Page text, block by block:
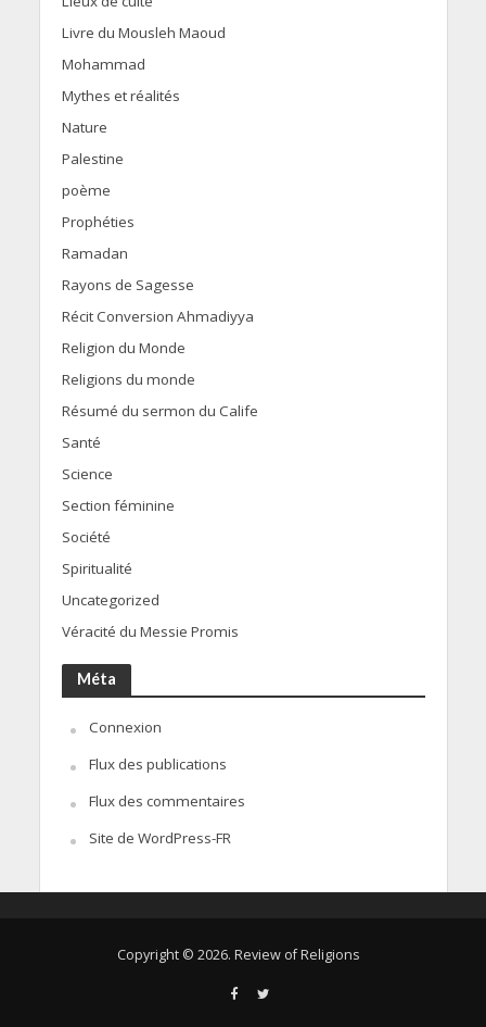
Livre du Mousleh Maoud
Mohammad
Mythes et réalités
Nature
Palestine
poème
Prophéties
Ramadan
Rayons de Sagesse
Récit Conversion Ahmadiyya
Religion du Monde
Religions du monde
Résumé du sermon du Calife
Santé
Science
Section féminine
Société
Spiritualité
Uncategorized
Véracité du Messie Promis
Méta
Connexion
Flux des publications
Flux des commentaires
Site de WordPress-FR
Copyright © 2026. Review of Religions